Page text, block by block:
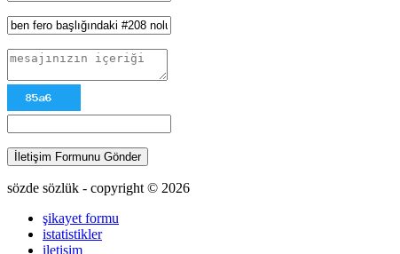
İletişim Formunu Gönder
sözde sözlük - copyright © 2026
şikayet formu
istatistikler
iletişim